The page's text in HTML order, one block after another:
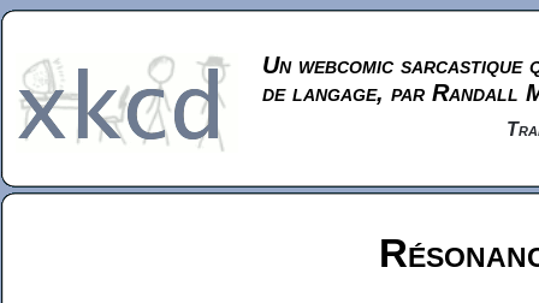
Un webcomic sarcastique
de langage, par Randall